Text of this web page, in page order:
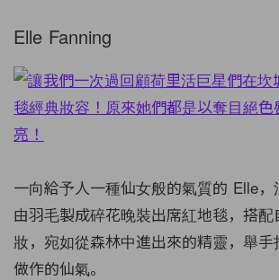
Elle Fanning
一向給予人一種仙女般的氣質的 Elle
由羽毛製成碎花晚裝出席紅地毯，搭
妝，宛如從森林中進出來的精靈，舉
做作的仙氣。